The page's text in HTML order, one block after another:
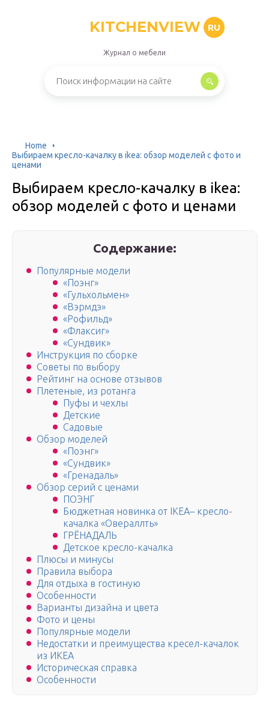
KITCHENVIEW RU
Журнал о мебели
Home
Выбираем кресло-качалку в ikea: обзор моделей с фото и
ценами
Выбираем кресло-качалку в ikea:
обзор моделей с фото и ценами
Содержание:
Популярные модели
«Поэнг»
«Гульхольмен»
«Вэрмдэ»
«Рофильд»
«Флаксиг»
«Сундвик»
Инструкция по сборке
Советы по выбору
Рейтинг на основе отзывов
Плетеные, из ротанга
Пуфы и чехлы
Детские
Садовые
Обзор моделей
«Поэнг»
«Сундвик»
«Гренадаль»
Обзор серий с ценами
ПОЭНГ
Бюджетная новинка от IKEA– кресло-
качалка «Овераллть»
ГРЁНАДАЛЬ
Детское кресло-качалка
Плюсы и минусы
Правила выбора
Для отдыха в гостиную
Особенности
Варианты дизайна и цвета
Фото и цены
Популярные модели
Недостатки и преимущества кресел-качалок
из ИКЕА
Историческая справка
Особенности